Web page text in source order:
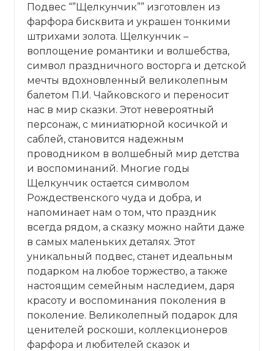
Подвес “”Щелкунчик”” изготовлен из
фарфора бисквита и украшен тонкими
штрихами золота. Щелкунчик –
воплощение романтики и волшебства,
символ праздничного восторга и детской
мечты вдохновленный великолепным
балетом П.И. Чайковского и переносит
нас в мир сказки. Этот невероятный
персонаж, с миниатюрной косичкой и
саблей, становится надежным
проводником в волшебный мир детства
и воспоминаний. Многие годы
Щелкунчик остается символом
Рождественского чуда и добра, и
напоминает нам о том, что праздник
всегда рядом, а сказку можно найти даже
в самых маленьких деталях. Этот
уникальный подвес, станет идеальным
подарком на любое торжество, а также
настоящим семейным наследием, даря
красоту и воспоминания поколения в
поколение. Великолепный подарок для
ценителей роскоши, коллекционеров
фарфора и любителей сказок и